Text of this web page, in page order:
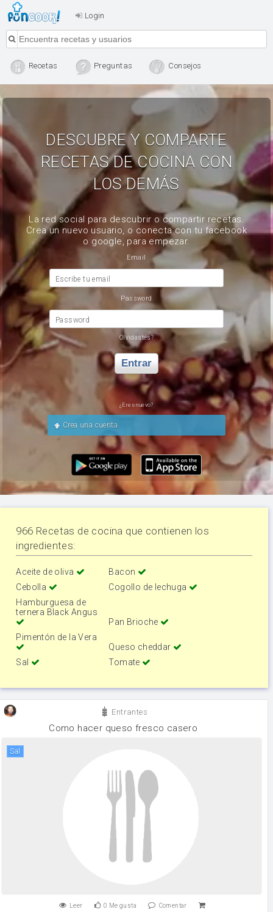
Login
Recetas Preguntas Consejos
DESCUBRE Y COMPARTE
RECETAS DE COCINA CON
LOS DEMÁS
La red social para descubrir o compartir recetas.
Crea un nuevo usuario, o conecta con tu facebook
o google, para empezar.
Email
Escribe tu email
Password
Password
Olvidastes?
Entrar
¿Eres nuevo?
Crea una cuenta
966 Recetas de cocina que contienen los
ingredientes:
Aceite de oliva
Bacon
Cebolla
Cogollo de lechuga
Hamburguesa de
ternera Black Angus
Pan Brioche
Pimentón de la Vera
Queso cheddar
Sal
Tomate
Entrantes
Como hacer queso fresco casero
sal
Leer 0 Me gusta Comentar